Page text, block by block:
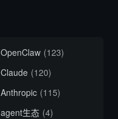
OpenClaw (123)
Claude (120)
Anthropic (115)
agent生态 (4)